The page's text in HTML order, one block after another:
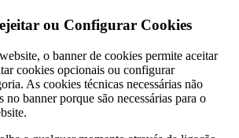
ou Configurar Cookies
o banner de cookies permite aceitar
cookies opcionais ou configurar
As cookies técnicas necessárias não
no banner porque são necessárias para o